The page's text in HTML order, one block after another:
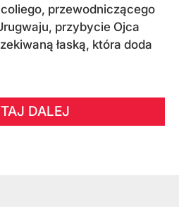
przewodniczącego
przybycie Ojca
łaską, która doda
DALEJ